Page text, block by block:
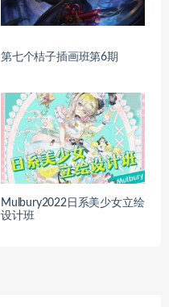
第七个桔子插画班第6期
Mulbury2022日系美少女立绘
设计班